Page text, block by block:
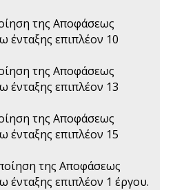
της Αποφάσεως
ένταξης επιπλέον 10
της Αποφάσεως
ένταξης επιπλέον 13
της Αποφάσεως
ένταξης επιπλέον 15
της Αποφάσεως
ένταξης επιπλέον 1 έργου.